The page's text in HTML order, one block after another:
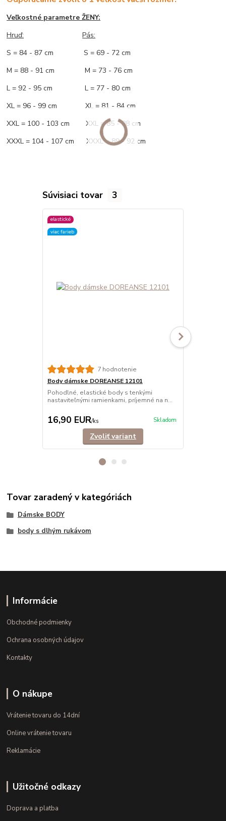
Veľkostné parametre ŽENY:
Hruď:
Pás:
S = 84 - 87 cm S = 69 - 72 cm
M = 88 - 91 cm M = 73 - 76 cm
L = 92 - 95 cm L = 77 - 80 cm
XL = 96 - 99 cm XL = 81 - 84 cm
XXL = 100 - 103 cm XXL = 85 - 88 cm
XXXL = 104 - 107 cm XXXL = 89 - 92 cm
Súvisiaci tovar 3
elastické
viac farieb
7 hodnotenie
Body dámske DOREANSE 12101
Pohodlné, elastické body s tenkými
nastaviteľnými ramienkami, príjemné na n...
16,90 EUR/ks Skladom
Zvoliť variant
Tovar zaradený v kategóriách
Dámske BODY
body s dlhým rukávom
Informácie
Obchodné podmienky
Ochrana osobných údajov
Kontakty
O nákupe
Vrátenie tovaru do 14dní
Online vrátenie tovaru
Reklamácie
Užitočné odkazy
Doprava a platba